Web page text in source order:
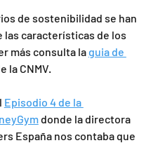
de sostenibilidad se han
características de los
más consulta la guia de
la CNMV.
Episodio 4 de la
donde la directora
España nos contaba que